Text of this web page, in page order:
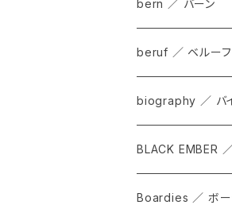
bern ／ バーン
beruf ／ ベルーフ
bag
cap
grove
biography ／ バ
BLACK EMBER
ALL
Boardies ／ ボー